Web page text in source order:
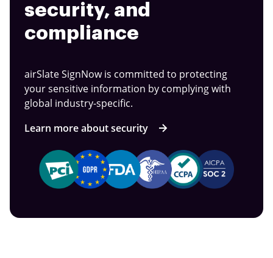
security, and
compliance
airSlate SignNow is committed to protecting
your sensitive information by complying with
global industry-specific.
Learn more about security